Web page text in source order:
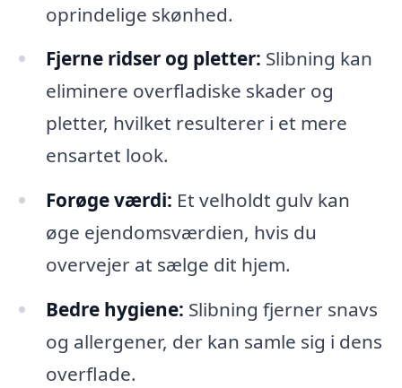
oprindelige skønhed.
Fjerne ridser og pletter: Slibning kan
eliminere overfladiske skader og
pletter, hvilket resulterer i et mere
ensartet look.
Forøge værdi: Et velholdt gulv kan
øge ejendomsværdien, hvis du
overvejer at sælge dit hjem.
Bedre hygiene: Slibning fjerner snavs
og allergener, der kan samle sig i dens
overflade.